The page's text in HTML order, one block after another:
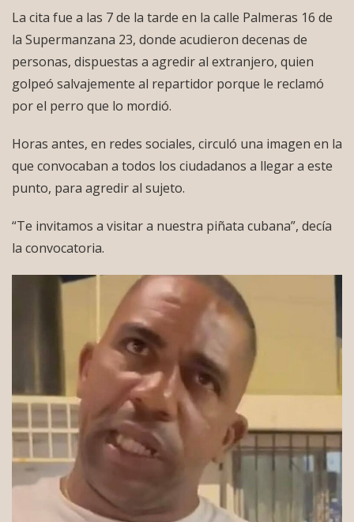
La cita fue a las 7 de la tarde en la calle Palmeras 16 de
la Supermanzana 23, donde acudieron decenas de
personas, dispuestas a agredir al extranjero, quien
golpeó salvajemente al repartidor porque le reclamó
por el perro que lo mordió.
Horas antes, en redes sociales, circuló una imagen en la
que convocaban a todos los ciudadanos a llegar a este
punto, para agredir al sujeto.
“Te invitamos a visitar a nuestra piñata cubana”, decía
la convocatoria.